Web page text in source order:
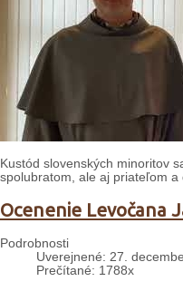
Kustód slovenských minoritov
spolubratom, ale aj priateľom a
Ocenenie Levočana
Podrobnosti
Uverejnené: 27.
Prečítané: 1788x